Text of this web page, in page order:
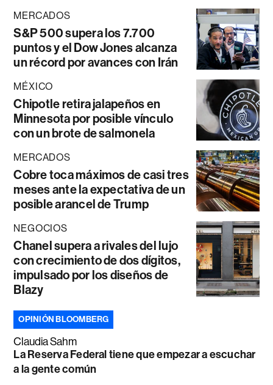
MERCADOS
S&P 500 supera los 7.700
puntos y el Dow Jones alcanza
un récord por avances con Irán
MÉXICO
Chipotle retira jalapeños en
Minnesota por posible vínculo
con un brote de salmonela
MERCADOS
Cobre toca máximos de casi tres
meses ante la expectativa de un
posible arancel de Trump
NEGOCIOS
Chanel supera a rivales del lujo
con crecimiento de dos dígitos,
impulsado por los diseños de
Blazy
OPINIÓN BLOOMBERG
Claudia Sahm
La Reserva Federal tiene que empezar a escuchar
a la gente común